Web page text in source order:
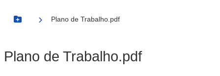
Botão Menu
Plano de Trabalho.pdf
Plano de Trabalho.pdf